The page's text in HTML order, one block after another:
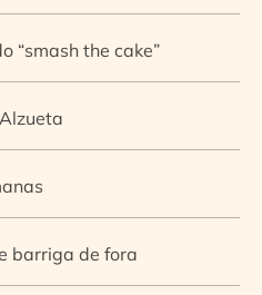
“smash the cake”
barriga de fora